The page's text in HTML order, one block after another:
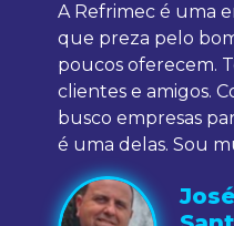
A Refrimec é uma
que preza pelo
poucos oferecem.
clientes e amigos.
busco empresas
é uma delas. Sou